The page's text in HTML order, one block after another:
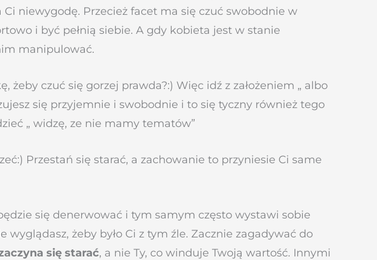
niewygodę. Przecież facet ma się czuć swobodnie w
i być pełnią siebie. A gdy kobieta jest w stanie
manipulować.
żeby czuć się gorzej prawda?:) Więc idź z założeniem „ albo
się przyjemnie i swobodnie i to się tyczny również tego
„ widzę, ze nie mamy tematów”
Przestań się starać, a zachowanie to przyniesie Ci same
się denerwować i tym samym często wystawi sobie
żeby było Ci z tym źle. Zacznie zagadywać do
się starać, a nie Ty, co winduje Twoją wartość. Innymi